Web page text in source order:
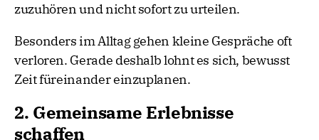
zuzuhören und nicht sofort zu urteilen.
Besonders im Alltag gehen kleine Gespräche oft
verloren. Gerade deshalb lohnt es sich, bewusst
Zeit füreinander einzuplanen.
2. Gemeinsame Erlebnisse
schaffen